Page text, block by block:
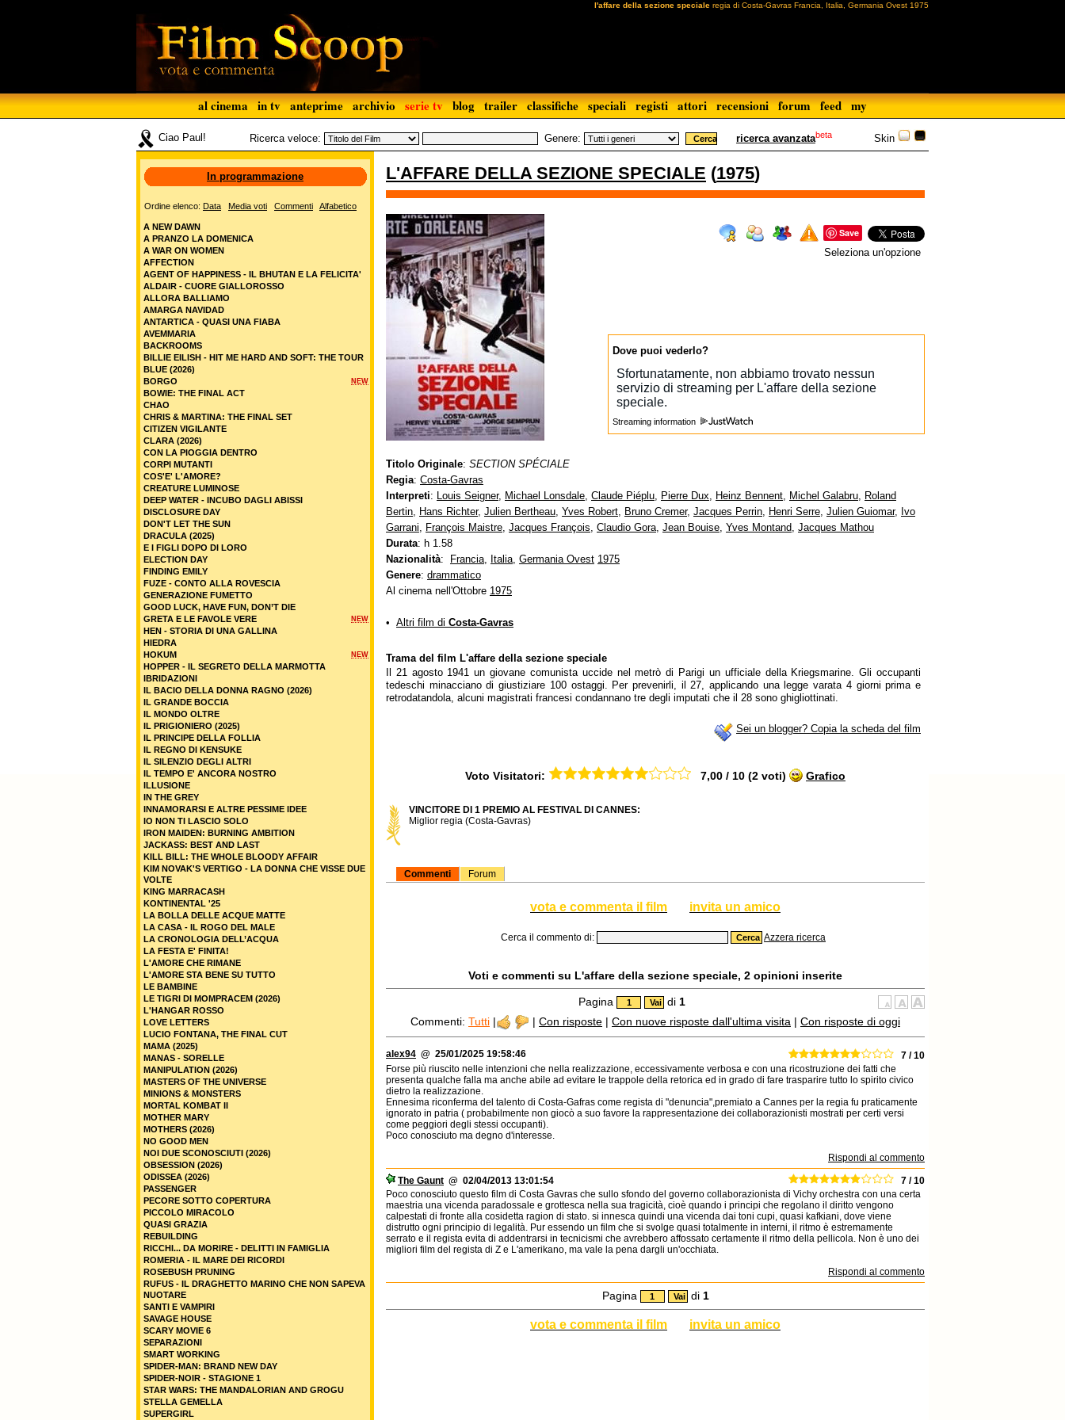
l'affare della sezione speciale regia di Costa-Gavras Francia, Italia, Germania Ovest 1975
al cinema in tv anteprime archivio serie tv blog trailer classifiche speciali registi attori recensioni forum feed my
Skin
Ciao Paul! Ricerca veloce: Genere: ricerca avanzatabeta
L'AFFARE DELLA SEZIONE SPECIALE (1975)
Save
Seleziona un'opzione
Dove puoi vederlo?
Streaming information
Titolo Originale: SECTION SPÉCIALE
Regia: Costa-Gavras
Interpreti: Louis Seigner, Michael Lonsdale, Claude Piéplu, Pierre Dux, Heinz Bennent, Michel Galabru, Roland
Bertin, Hans Richter, Julien Bertheau, Yves Robert, Bruno Cremer, Jacques Perrin, Henri Serre, Julien Guiomar, Ivo
Garrani, François Maistre, Jacques François, Claudio Gora, Jean Bouise, Yves Montand, Jacques Mathou
Durata: h 1.58
Nazionalità: Francia, Italia, Germania Ovest 1975
Genere: drammatico
Al cinema nell'Ottobre 1975
• Altri film di Costa-Gavras
Trama del film L'affare della sezione speciale
Il 21 agosto 1941 un giovane comunista uccide nel metrò di Parigi un ufficiale della Kriegsmarine. Gli occupanti
tedeschi minacciano di giustiziare 100 ostaggi. Per prevenirli, il 27, applicando una legge varata 4 giorni prima e
retrodatandola, alcuni magistrati francesi condannano tre degli imputati che il 28 sono ghigliottinati.
Sei un blogger? Copia la scheda del film
Voto Visitatori: 7,00 / 10 (2 voti) Grafico
VINCITORE DI 1 PREMIO AL FESTIVAL DI CANNES:
Miglior regia (Costa-Gavras)
Commenti Forum
vota e commenta il film invita un amico
Cerca il commento di: Azzera ricerca
Voti e commenti su L'affare della sezione speciale, 2 opinioni inserite
Pagina di 1
Commenti: Tutti | | Con risposte | Con nuove risposte dall'ultima visita | Con risposte di oggi
alex94 @ 25/01/2025 19:58:46
7 / 10
Forse più riuscito nelle intenzioni che nella realizzazione, eccessivamente verbosa e con una ricostruzione dei fatti che
presenta qualche falla ma anche abile ad evitare le trappole della retorica ed in grado di fare trasparire tutto lo spirito civico
dietro la realizzazione.
Ennesima riconferma del talento di Costa-Gafras come regista di "denuncia",premiato a Cannes per la regia fu praticamente
ignorato in patria ( probabilmente non giocò a suo favore la rappresentazione dei collaborazionisti mostrati per certi versi
come peggiori degli stessi occupanti).
Poco conosciuto ma degno d'interesse.
Rispondi al commento
The Gaunt @ 02/04/2013 13:01:54
7 / 10
Poco conosciuto questo film di Costa Gavras che sullo sfondo del governo collaborazionista di Vichy orchestra con una certa
maestria una vicenda paradossale e grottesca nella sua tragicità, cioè quando i principi che regolano il diritto vengono
calpestati di fronte alla cosidetta ragion di stato. si innesca quindi una vicenda dai toni cupi, quasi kafkiani, dove viene
distrutto ogni principio di legalità. Pur essendo un film che si svolge quasi totalmente in interni, il ritmo è estremamente
serrato e il regista evita di addentrarsi in tecnicismi che avrebbero affossato certamente il ritmo della pellicola. Non è uno dei
migliori film del regista di Z e L'amerikano, ma vale la pena dargli un'occhiata.
Rispondi al commento
Pagina di 1
vota e commenta il film invita un amico
In programmazione
Ordine elenco: Data Media voti Commenti Alfabetico
A NEW DAWN
A PRANZO LA DOMENICA
A WAR ON WOMEN
AFFECTION
AGENT OF HAPPINESS - IL BHUTAN E LA FELICITA'
ALDAIR - CUORE GIALLOROSSO
ALLORA BALLIAMO
AMARGA NAVIDAD
ANTARTICA - QUASI UNA FIABA
AVEMMARIA
BACKROOMS
BILLIE EILISH - HIT ME HARD AND SOFT: THE TOUR
BLUE (2026)
NEW
BORGO
BOWIE: THE FINAL ACT
CHAO
CHRIS & MARTINA: THE FINAL SET
CITIZEN VIGILANTE
CLARA (2026)
CON LA PIOGGIA DENTRO
CORPI MUTANTI
COS'E' L'AMORE?
CREATURE LUMINOSE
DEEP WATER - INCUBO DAGLI ABISSI
DISCLOSURE DAY
DON'T LET THE SUN
DRACULA (2025)
E I FIGLI DOPO DI LORO
ELECTION DAY
FINDING EMILY
FUZE - CONTO ALLA ROVESCIA
GENERAZIONE FUMETTO
GOOD LUCK, HAVE FUN, DON’T DIE
NEW
GRETA E LE FAVOLE VERE
HEN - STORIA DI UNA GALLINA
HIEDRA
NEW
HOKUM
HOPPER - IL SEGRETO DELLA MARMOTTA
IBRIDAZIONI
IL BACIO DELLA DONNA RAGNO (2026)
IL GRANDE BOCCIA
IL MONDO OLTRE
IL PRIGIONIERO (2025)
IL PRINCIPE DELLA FOLLIA
IL REGNO DI KENSUKE
IL SILENZIO DEGLI ALTRI
IL TEMPO E' ANCORA NOSTRO
ILLUSIONE
IN THE GREY
INNAMORARSI E ALTRE PESSIME IDEE
IO NON TI LASCIO SOLO
IRON MAIDEN: BURNING AMBITION
JACKASS: BEST AND LAST
KILL BILL: THE WHOLE BLOODY AFFAIR
KIM NOVAK'S VERTIGO - LA DONNA CHE VISSE DUE
VOLTE
KING MARRACASH
KONTINENTAL '25
LA BOLLA DELLE ACQUE MATTE
LA CASA - IL ROGO DEL MALE
LA CRONOLOGIA DELL’ACQUA
LA FESTA E' FINITA!
L'AMORE CHE RIMANE
L'AMORE STA BENE SU TUTTO
LE BAMBINE
LE TIGRI DI MOMPRACEM (2026)
L'HANGAR ROSSO
LOVE LETTERS
LUCIO FONTANA, THE FINAL CUT
MAMA (2025)
MANAS - SORELLE
MANIPULATION (2026)
MASTERS OF THE UNIVERSE
MINIONS & MONSTERS
MORTAL KOMBAT II
MOTHER MARY
MOTHERS (2026)
NO GOOD MEN
NOI DUE SCONOSCIUTI (2026)
OBSESSION (2026)
ODISSEA (2026)
PASSENGER
PECORE SOTTO COPERTURA
PICCOLO MIRACOLO
QUASI GRAZIA
REBUILDING
RICCHI... DA MORIRE - DELITTI IN FAMIGLIA
ROMERIA - IL MARE DEI RICORDI
ROSEBUSH PRUNING
RUFUS - IL DRAGHETTO MARINO CHE NON SAPEVA
NUOTARE
SANTI E VAMPIRI
SAVAGE HOUSE
SCARY MOVIE 6
SEPARAZIONI
SMART WORKING
SPIDER-MAN: BRAND NEW DAY
SPIDER-NOIR - STAGIONE 1
STAR WARS: THE MANDALORIAN AND GROGU
STELLA GEMELLA
SUPERGIRL